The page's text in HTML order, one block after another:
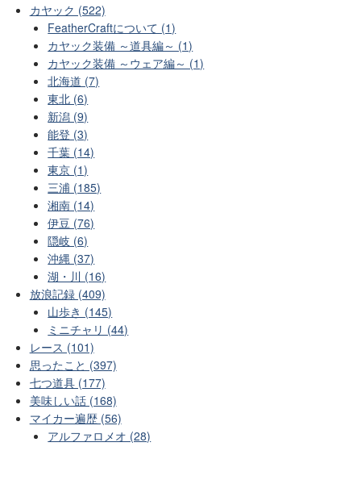
カヤック (522)
FeatherCraftについて (1)
カヤック装備 ～道具編～ (1)
カヤック装備 ～ウェア編～ (1)
北海道 (7)
東北 (6)
新潟 (9)
能登 (3)
千葉 (14)
東京 (1)
三浦 (185)
湘南 (14)
伊豆 (76)
隠岐 (6)
沖縄 (37)
湖・川 (16)
放浪記録 (409)
山歩き (145)
ミニチャリ (44)
レース (101)
思ったこと (397)
七つ道具 (177)
美味しい話 (168)
マイカー遍歴 (56)
アルファロメオ (28)